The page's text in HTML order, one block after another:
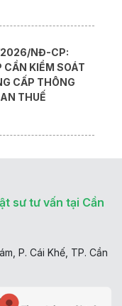
2026/NĐ-CP:
CẦN KIỂM SOÁT
CẤP THÔNG
THUẾ
sư tư vấn tại Cần
P. Cái Khế, TP. Cần